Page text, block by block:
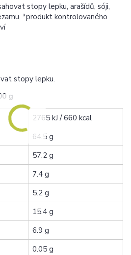
stopy lepku, arašídů, sóji,
*produkt kontrolovaného
stopy lepku.
g
2765 kJ / 660 kcal
64.5 g
57.2 g
7.4 g
5.2 g
15.4 g
6.9 g
0.05 g